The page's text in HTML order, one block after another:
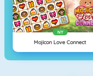
NY
Mojicon Love Connect